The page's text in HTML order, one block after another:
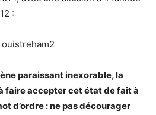
:
paraissant inexorable, la
faire accepter cet état de fait à
d’ordre : ne pas décourager